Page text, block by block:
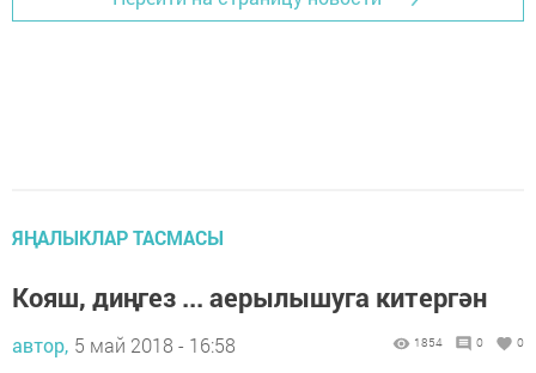
ЯҢАЛЫКЛАР ТАСМАСЫ
Кояш, диңгез ... аерылышуга китергән
автор, 5 май 2018 - 16:58 1854 0 0